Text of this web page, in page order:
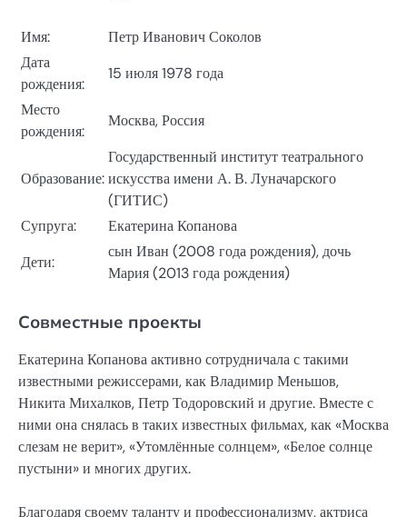
Имя:
Петр Иванович Соколов
Дата
рождения:
15 июля 1978 года
Место
рождения:
Москва, Россия
Образование:
Государственный институт театрального
искусства имени А. В. Луначарского
(ГИТИС)
Супруга:
Екатерина Копанова
Дети:
сын Иван (2008 года рождения), дочь
Мария (2013 года рождения)
Совместные проекты
Екатерина Копанова активно сотрудничала с такими
известными режиссерами, как Владимир Меньшов,
Никита Михалков, Петр Тодоровский и другие. Вместе с
ними она снялась в таких известных фильмах, как «Москва
слезам не верит», «Утомлённые солнцем», «Белое солнце
пустыни» и многих других.
Благодаря своему таланту и профессионализму, актриса